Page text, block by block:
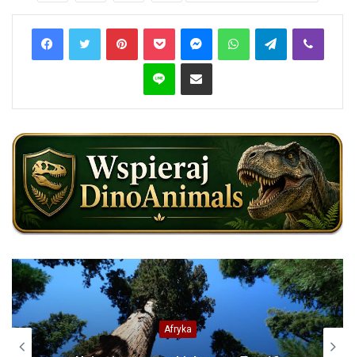
PinterestPocket MessengerWhatsAppTelegramViber
Line Share via Email
Blogi
Yutyrannus – opierzony drapieżny